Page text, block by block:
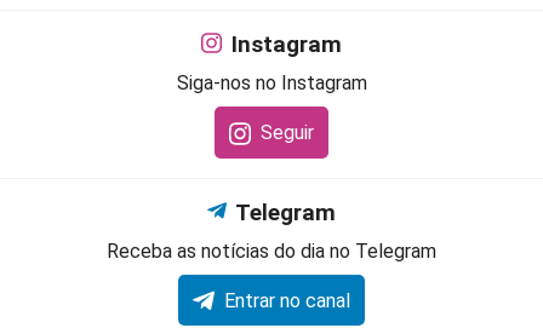
Instagram
Siga-nos no Instagram
Seguir
Telegram
Receba as notícias do dia no Telegram
Entrar no canal